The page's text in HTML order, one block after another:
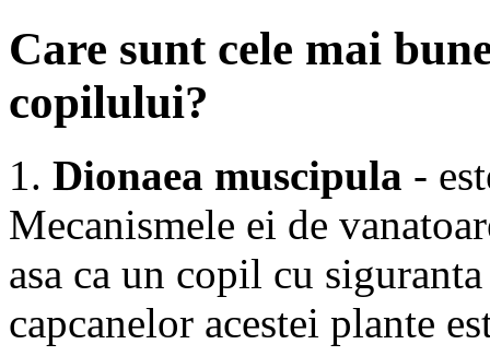
Care sunt cele mai
copilului?
1. Dionaea muscipula -
Mecanismele ei de
asa ca un copil cu
capcanelor acestei plante